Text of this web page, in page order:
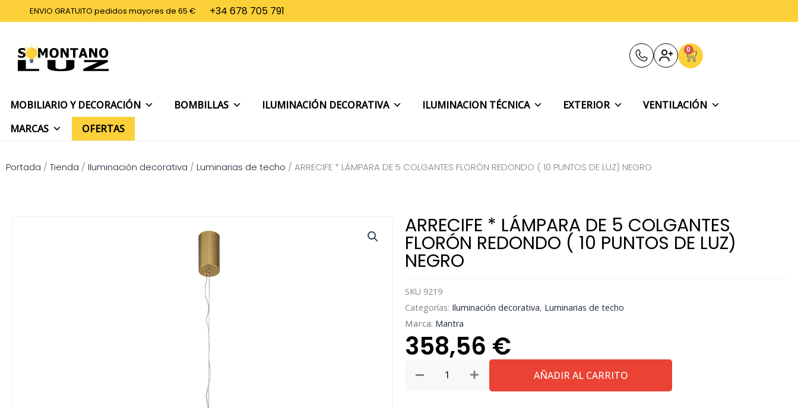
al
ENVIO GRATUITO pedidos mayores de 65 € +34 678 705 791
0
Carrito
MOBILIARIO Y DECORACIÓN BOMBILLAS ILUMINACIÓN DECORATIVA ILUMINACION TÉCNICA EXTERIOR
VENTILACIÓN
MARCAS
OFERTAS
Portada / Tienda / Iluminación decorativa / Luminarias de techo / ARRECIFE * LÁMPARA DE 5 COLGANTES FLORÓN REDONDO ( 10 PUNTOS DE LUZ) NEGRO
ARRECIFE * LÁMPARA DE 5 COLGANTES
FLORÓN REDONDO ( 10 PUNTOS DE LUZ)
NEGRO
SKU 9219
Categorías: Iluminación decorativa, Luminarias de techo
Marca: Mantra
358,56 €
AÑADIR AL CARRITO